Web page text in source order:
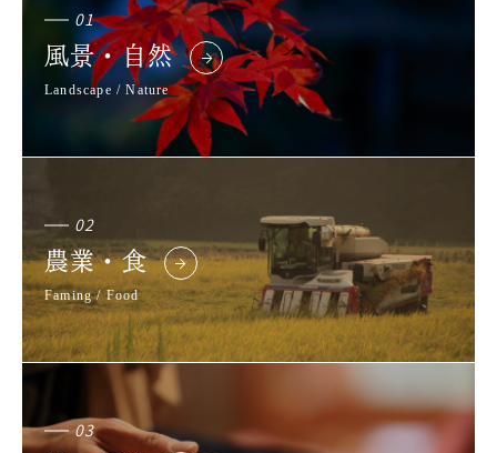
01
風景・自然
Landscape / Nature
02
農業・食
Faming / Food
03